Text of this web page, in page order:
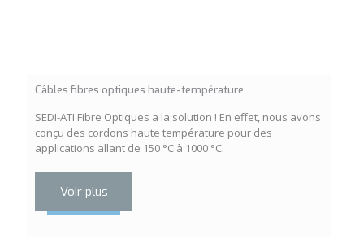
Câbles fibres optiques haute-température
SEDI-ATI Fibre Optiques a la solution ! En effet, nous avons
conçu des cordons haute température pour des
applications allant de 150 °C à 1000 °C.
Voir plus